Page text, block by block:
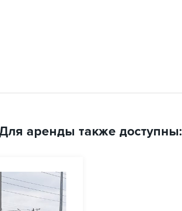
аренды также доступны: